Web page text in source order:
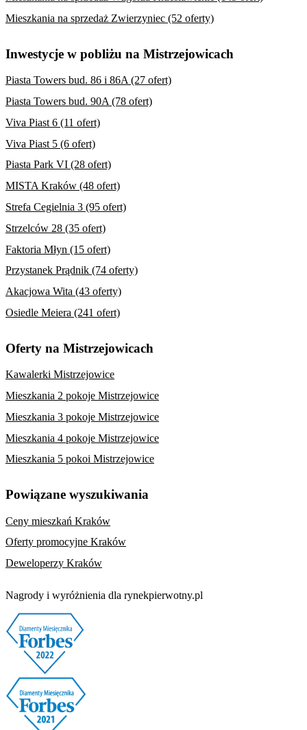
Mieszkania na sprzedaż Zwierzyniec (52 oferty)
Inwestycje w pobliżu na Mistrzejowicach
Piasta Towers bud. 86 i 86A (27 ofert)
Piasta Towers bud. 90A (78 ofert)
Viva Piast 6 (11 ofert)
Viva Piast 5 (6 ofert)
Piasta Park VI (28 ofert)
MISTA Kraków (48 ofert)
Strefa Cegielnia 3 (95 ofert)
Strzelców 28 (35 ofert)
Faktoria Młyn (15 ofert)
Przystanek Prądnik (74 oferty)
Akacjowa Wita (43 oferty)
Osiedle Meiera (241 ofert)
Oferty na Mistrzejowicach
Kawalerki Mistrzejowice
Mieszkania 2 pokoje Mistrzejowice
Mieszkania 3 pokoje Mistrzejowice
Mieszkania 4 pokoje Mistrzejowice
Mieszkania 5 pokoi Mistrzejowice
Powiązane wyszukiwania
Ceny mieszkań Kraków
Oferty promocyjne Kraków
Deweloperzy Kraków
Nagrody i wyróżnienia dla rynekpierwotny.pl